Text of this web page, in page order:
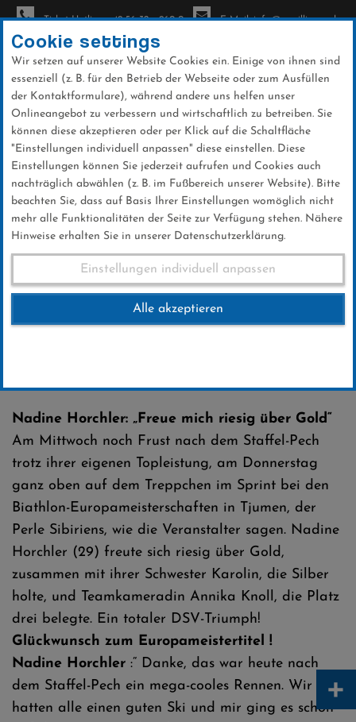
Direkt
zum
Inhalt
Ticket-Hotline: +49 56 32 - 960-0 E-Mail: info@sc-willingen.de
News
Nadine Horchler im Interview
25 .Februar 2016
Nadine Horchler: „Freue mich riesig über Gold“
Am Mittwoch noch Frust nach dem Staffel-Pech
trotz ihrer eigenen Topleistung, am Donnerstag
ganz oben auf dem Treppchen im Sprint bei den
Biathlon-Europameisterschaften in Tjumen, der
Perle Sibiriens, wie die Veranstalter sagen. Nadine
Horchler (29) freute sich riesig über Gold,
zusammen mit ihrer Schwester Karolin, die Silber
holte, und Teamkameradin Annika Knoll, die Platz
drei belegte. Ein totaler DSV-Triumph!
Glückwunsch zum Europameistertitel !
Nadine Horchler :“ Danke, das war heute nach
dem Staffel-Pech ein mega-cooles Rennen. Wir
hatten alle einen guten Ski und mir ging es schon
Cookie settings
Wir setzen auf unserer Website Cookies ein. Einige von ihnen sind
essenziell (z. B. für den Betrieb der Webseite oder zum Ausfüllen
der Kontaktformulare), während andere uns helfen unser
Onlineangebot zu verbessern und wirtschaftlich zu betreiben. Sie
können diese akzeptieren oder per Klick auf die Schaltfläche
"Einstellungen individuell anpassen" diese einstellen. Diese
Einstellungen können Sie jederzeit aufrufen und Cookies auch
nachträglich abwählen (z. B. im Fußbereich unserer Website). Bitte
beachten Sie, dass auf Basis Ihrer Einstellungen womöglich nicht
mehr alle Funktionalitäten der Seite zur Verfügung stehen. Nähere
Hinweise erhalten Sie in unserer Datenschutzerklärung.
Einstellungen individuell anpassen
Alle akzeptieren
+